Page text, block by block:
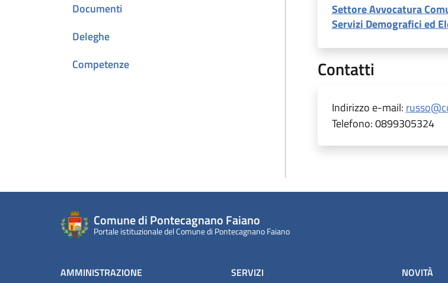
Documenti
Deleghe
Competenze
Settore Avvocatura
Servizi Demografici ed
Contatti
Indirizzo e-mail:
Telefono:0899305324
Comune di Pontecagnano Faiano
Portale istituzionale del Comune di Pontecagnano Faiano
AMMINISTRAZIONE
SERVIZI
NOVITÀ